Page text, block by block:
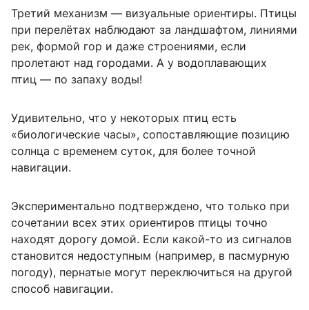
Третий механизм — визуальные ориентиры. Птицы
при перелётах наблюдают за ландшафтом, линиями
рек, формой гор и даже строениями, если
пролетают над городами. А у водоплавающих
птиц — по запаху воды!
Удивительно, что у некоторых птиц есть
«биологические часы», сопоставляющие позицию
солнца с временем суток, для более точной
навигации.
Экспериментально подтверждено, что только при
сочетании всех этих ориентиров птицы точно
находят дорогу домой. Если какой-то из сигналов
становится недоступным (например, в пасмурную
погоду), пернатые могут переключиться на другой
способ навигации.